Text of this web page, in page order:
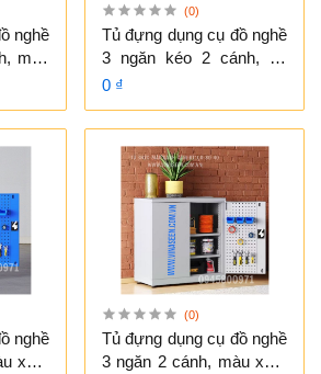
nghề
màu
(0)
Tủ đựng dụng cụ đồ nghề
3 ngăn kéo 2 cánh, có
bánh xe di chuyển, màu
0 ₫
nghề
xám
(0)
Tủ đựng dụng cụ đồ nghề
3 ngăn 2 cánh, màu xám